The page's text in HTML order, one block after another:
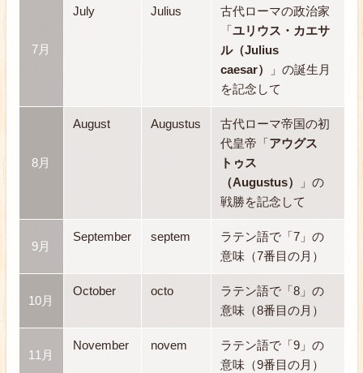
7月
July Julius
古代ローマの政治家
「ユリウス・カエサ
ル（Julius
caesar）
」の誕生月
を記念して
8月
August Augustus
古代ローマ帝国の初
代皇帝「アウグス
トゥス
（Augustus）
」の
戦勝を記念して
9月
September septem
ラテン語で「7」の
意味（7番目の月）
10月
October octo
ラテン語で「8」の
意味（8番目の月）
11月
November novem
ラテン語で「9」の
意味（9番目の月）